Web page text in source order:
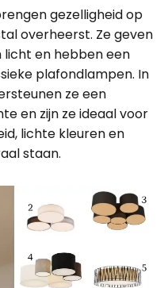
gezelligheid op
overheerst. Ze geven
licht en hebben een
plafondlampen. In
ze een
en zijn ze ideaal voor
lichte kleuren en
staan.